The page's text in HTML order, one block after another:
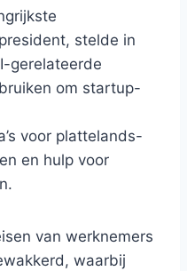
stelde in
gerelateerde
om startup-
voor plattelands-
en hulp voor
van werknemers
waarbij